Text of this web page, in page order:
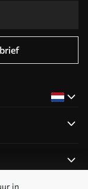
in